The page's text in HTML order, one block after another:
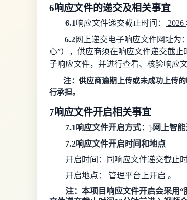
6响应文件的递交及相关事宜
6.1 响应文件递交截止时间： 2026
6.2网上递交电子响应文件网址为：
心”），供应商须在响应文件递交截
子响应文件，并进行查看、核验响应
注：供应商逾期上传或未成功上传
行承担。
7响应文件开启相关事宜
7.1 响应文件开启方式： þ 网上智
7.2响应文件开启时间和地点
开启时间：同 响应文件递交截止
开启地点： 管理平台上开启 。
注：本项目响应文件开启会采用“